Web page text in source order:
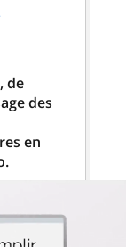
de
des
en